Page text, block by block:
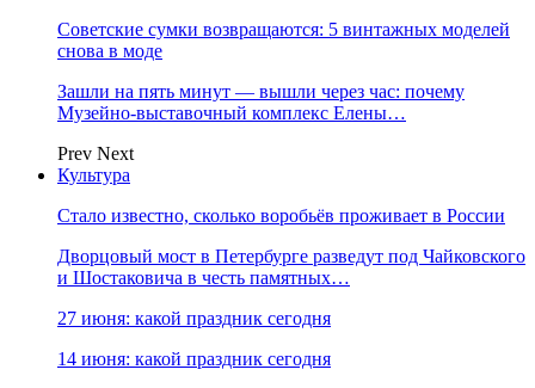
Советские сумки возвращаются: 5 винтажных моделей
снова в моде
Зашли на пять минут — вышли через час: почему
Музейно-выставочный комплекс Елены…
Prev Next
Культура
Стало известно, сколько воробьёв проживает в России
Дворцовый мост в Петербурге разведут под Чайковского
и Шостаковича в честь памятных…
27 июня: какой праздник сегодня
14 июня: какой праздник сегодня